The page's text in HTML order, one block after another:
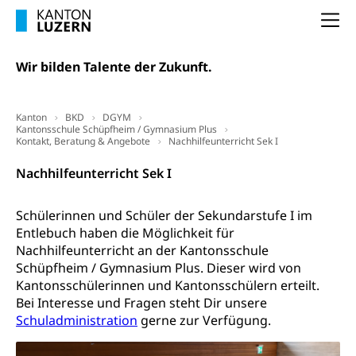
Wir bilden Talente der Zukunft.
Kanton BKD
DGYM
Kantonsschule Schüpfheim / Gymnasium Plus
Kontakt, Beratung & Angebote
Nachhilfeunterricht Sek I
Nachhilfeunterricht Sek I
Schülerinnen und Schüler der Sekundarstufe I im
Entlebuch haben die Möglichkeit für
Nachhilfeunterricht an der Kantonsschule
Schüpfheim / Gymnasium Plus. Dieser wird von
Kantonsschülerinnen und Kantonsschülern erteilt.
Bei Interesse und Fragen steht Dir unsere
Schuladministration gerne zur Verfügung.
Unterbeschäftigung, Arbeitslosenversicherung,
Arbeitslosenentschädigung
Arbeitslosenentschädigung (WAS Luzern)
Berufliche Selbständigkeit
Unterstützung der Wirtschaftsförderung
Luzern
Selbständige (WAS Luzern)
Pensionierung
Frühpensionierung, Altersrente, berufliche
LUPK - Luzerner Pensionskasse
Altersvorsorge (gruezi.lu.ch)
Bildung und Forschung
Wissenschaftsförderung
Forschungsförderung, Wissenschaftsmarketing,
Wissenschaft, Forschung, Entwicklung, Projekte
Pilotprojekte Klima
Erwachsenenbildung und Weiterbildung